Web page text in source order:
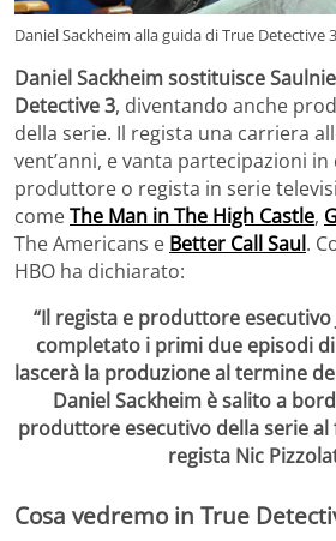
Daniel Sackheim alla guida di True Detective 3
Daniel Sackheim sostituisce
Detective 3, diventando anche
della serie. Il regista una carriera
vent’anni, e vanta partecipazioni
produttore o regista in serie
comeThe Man in The High Castle,
The Americans e Better Call Saul.
HBO ha dichiarato:
“Il regista e produttore esecutivo
completato i primi due episodi
lascerà la produzione al termine
Daniel Sackheim è salito a
produttore esecutivo della serie
regista Nic
Cosa vedremo in True